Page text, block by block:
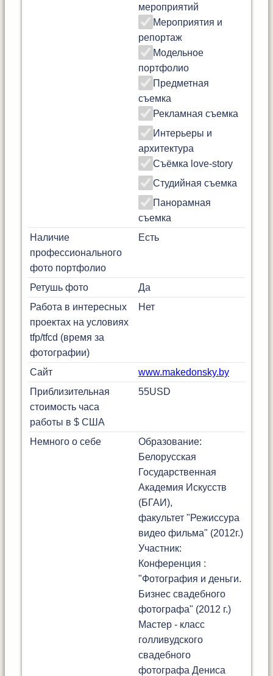
мероприятий
Мероприятия и
репортаж
Модельное
портфолио
Предметная
съемка
Рекламная съемка
Интерьеры и
архитектура
Съёмка love-story
Студийная съемка
Панорамная
съемка
Наличие
профессионального
фото портфолио
Есть
Ретушь фото
Да
Работа в интересных
проектах на условиях
tfp/tfcd (время за
фотографии)
Нет
Сайт
www.makedonsky.by
Приблизительная
стоимость часа
работы в $ США
55USD
Немного о себе
Образование:
Белорусская
Государственная
Академия Искусств
(БГАИ),
факультет "Режиссура
видео фильма" (2012г.)
Участник:
Конференция :
"Фотография и деньги.
Бизнес свадебного
фотографа" (2012 г.)
Мастер - класс
голливудского
свадебного
фотографа Дениса